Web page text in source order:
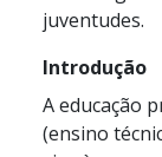
juventudes.
Introdução
A educação
(ensino